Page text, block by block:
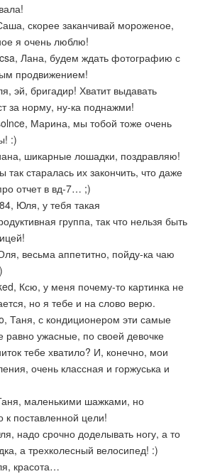
скорее заканчивай мороженое,
я очень люблю!
Лана, будем ждать фотографию с
продвижением!
эй, бригадир! Хватит выдавать
за норму, ну-ка поднажми!
Марина, мы тобой тоже очень
:)
шикарные лошадки, поздравляю!
так старалась их закончить, что даже
отчет в вд-7… ;)
Юля, у тебя такая
группа, так что нельзя быть
весьма аппетитно, пойду-ка чаю
Ксю, у меня почему-то картинка не
но я тебе и на слово верю.
Таня, с кондиционером эти самые
равно ужасные, по своей девочке
тебе хватило? И, конечно, мои
очень классная и горжуська и
маленькими шажками, но
к поставленной цели!
надо срочно доделывать ногу, а то
а трехколесный велосипед! :)
красота…